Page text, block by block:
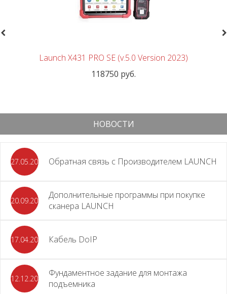
Launch X431 PRO SE (v.5.0 Version 2023)
118750 руб.
НОВОСТИ
27.05.2026 Обратная связь с Производителем LAUNCH
20.09.2025
Дополнительные программы при покупке
сканера LAUNCH
17.04.2024 Кабель DoIP
12.12.2023
Фундаментное задание для монтажа
подъемника